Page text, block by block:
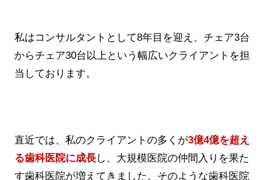
私はコンサルタントとして8年目を迎え、チェア3台
からチェア30台以上という幅広いクライアントを担
当しております。
直近では、私のクライアントの多くが3億4億を超え
る歯科医院に成長し、大規模医院の仲間入りを果た
す歯科医院が増えてきました。そのような歯科医院